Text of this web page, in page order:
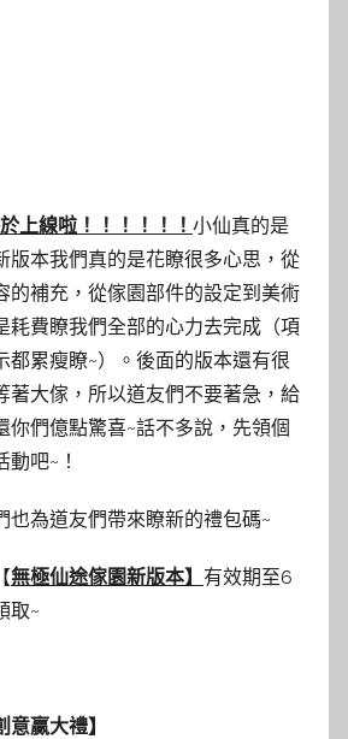
上線啦！！！！！！ 小仙真的是
版本我們真的是花瞭很多心思，從
的補充，從傢園部件的設定到美術
耗費瞭我們全部的心力去完成（項
都累瘦瞭~）。後面的版本還有很
著大傢，所以道友們不要著急，給
你們億點驚喜~話不多說，先領個
吧~！
也為道友們帶來瞭新的禮包碼~
無極仙途傢園新版本】 有效期至6
取~
意贏大禮】